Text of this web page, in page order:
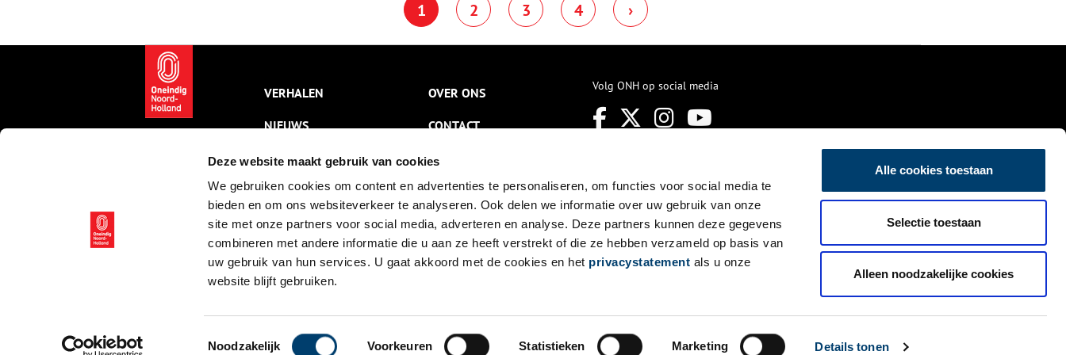
Deze website maakt gebruik van cookies
We gebruiken cookies om content en advertenties te personaliseren, om functies voor social media te
bieden en om ons websiteverkeer te analyseren. Ook delen we informatie over uw gebruik van onze
site met onze partners voor social media, adverteren en analyse. Deze partners kunnen deze gegevens
combineren met andere informatie die u aan ze heeft verstrekt of die ze hebben verzameld op basis van
uw gebruik van hun services. U gaat akkoord met de cookies en het privacystatement als u onze
website blijft gebruiken.
Toestemmingsselectie
Noodzakelijk Voorkeuren Statistieken Marketing Details tonen
Alle cookies toestaan
Selectie toestaan
Alleen noodzakelijke cookies
aangekocht door het Westfries
Museum met steun van
initiatief is een belangrijk
lokale geschiedenis weer
meegenomen op een
ontdekkingsreis langs alles wat
1 2 3 4 ›
VERHALEN
NIEUWS
KALENDER
THEMA’S
ACTIVITEITEN
VIDEO’S
OVER ONS
CONTACT
NIEUWSBRIEF
DISCLAIMER
PRIVACY
TOEGANKELIJKHEID
Volg ONH op social media